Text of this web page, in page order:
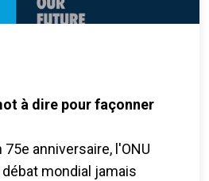
à dire pour façonner
75e anniversaire, l'ONU
mondial jamais